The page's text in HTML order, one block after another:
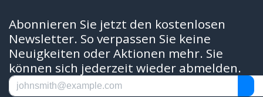
Abonnieren Sie jetzt den kostenlosen
Newsletter. So verpassen Sie keine
Neuigkeiten oder Aktionen mehr. Sie
können sich jederzeit wieder abmelden.